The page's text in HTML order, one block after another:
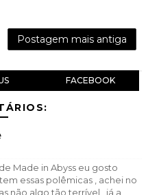
Postagem mais antiga
FACEBOOK
Made in Abyss eu gosto
essas polêmicas , achei no
não algo tão terrível , já a